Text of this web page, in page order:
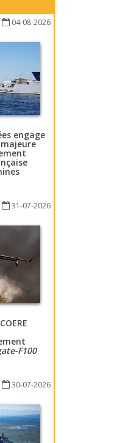
04-08-2026
engage
31-07-2026
F100
30-07-2026